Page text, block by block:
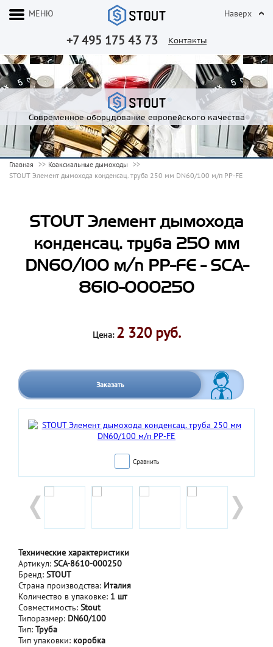
+7 495 175 43 73 Контакты
МЕНЮ Наверх
Современное оборудование европейского качества
Главная
Коаксиальные дымоходы
STOUT Элемент дымохода конденсац. труба 250 мм DN60/100 м/п PP-FE
STOUT Элемент дымохода
конденсац. труба 250 мм
DN60/100 м/п PP-FE - SCA-
8610-000250
Цена: 2 320 руб.
Заказать
Сравнить
Технические характеристики
Артикул: SCA-8610-000250
Бренд: STOUT
Страна производства: Италия
Количество в упаковке: 1 шт
Совместимость: Stout
Типоразмер: DN60/100
Тип: Труба
Тип упаковки: коробка